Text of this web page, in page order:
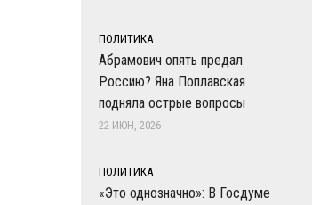
ПОЛИТИКА
Абрамович опять предал
Россию? Яна Поплавская
подняла острые вопросы
22 ИЮН, 2026
ПОЛИТИКА
«Это однозначно»: В Госдуме